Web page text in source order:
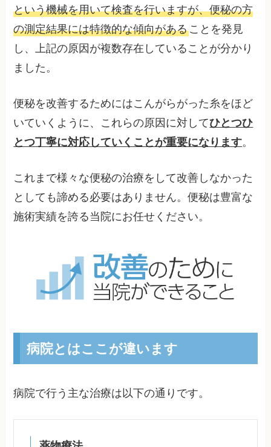
という機械を用いて検査を行いますが、便秘の方
の測定結果には特徴的な傾向があることを発見
し、上記の原因が複数存在していることが分かり
ました。
便秘を改善するためにはこんがらがった糸をほど
いていくように、これらの原因に対してひとつひ
とつ丁寧に対応していくことが重要になります。
これまで様々な便秘の治療をして改善しなかった
としても諦める必要はありません。便秘は豊富な
施術実績を誇る当院にお任せください。
病院とはここが違います
病院で行う主な治療は以下の通りです。